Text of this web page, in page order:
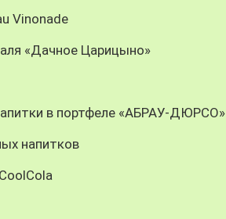
Vinonade
«Дачное Царицыно»
в портфеле «АБРАУ-ДЮРСО»
напитков